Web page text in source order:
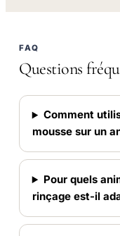
FAQ
Questions
Comment
mousse sur un
Pour quels
rinçage est-il